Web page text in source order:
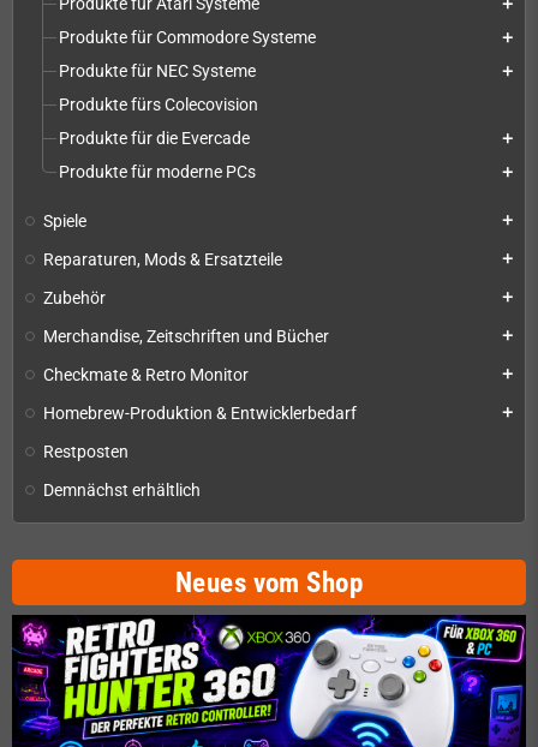
add
Produkte für Commodore Systeme add
Produkte für NEC Systeme add
Produkte fürs Colecovision
Produkte für die Evercade
add
Produkte für moderne PCs add
Spiele add
Reparaturen, Mods & Ersatzteile add
Zubehör add
Merchandise, Zeitschriften und Bücher add
Checkmate & Retro Monitor add
Homebrew-Produktion & Entwicklerbedarf add
Restposten
Demnächst erhältlich
Neues vom Shop